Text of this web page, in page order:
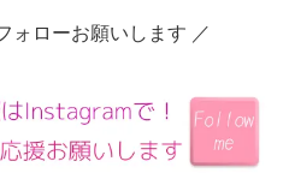
ォローお願いします ／